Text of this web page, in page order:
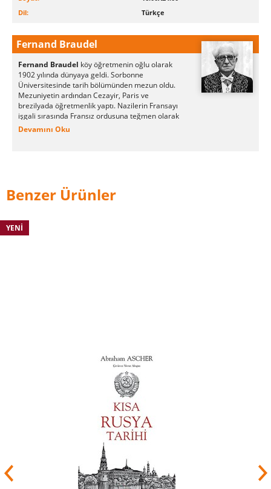
Dil:
Türkçe
Fernand Braudel
Fernand Braudel köy öğretmenin oğlu olarak
1902 yılında dünyaya geldi. Sorbonne
Üniversitesinde tarih bölümünden mezun oldu.
Mezuniyetin ardından Cezayir, Paris ve
brezilyada öğretmenlik yaptı. Nazilerin Fransayı
işgali sırasında Fransız ordusuna teğmen olarak
atandı Almanlar tarafından yakalanarak esir
Fernand Braudel Halil İnalcık gibi bir çok Türk
Devamını Oku
Benzer Ürünler
YENI